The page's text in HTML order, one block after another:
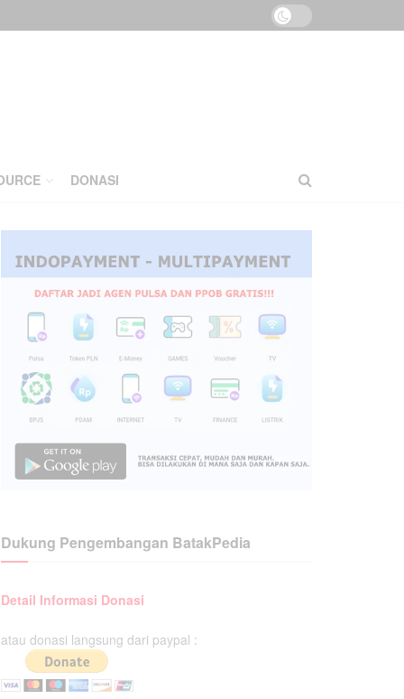
DONASI
Dukung Pengembangan BatakPedia
Detail Informasi Donasi
atau donasi langsung dari paypal :